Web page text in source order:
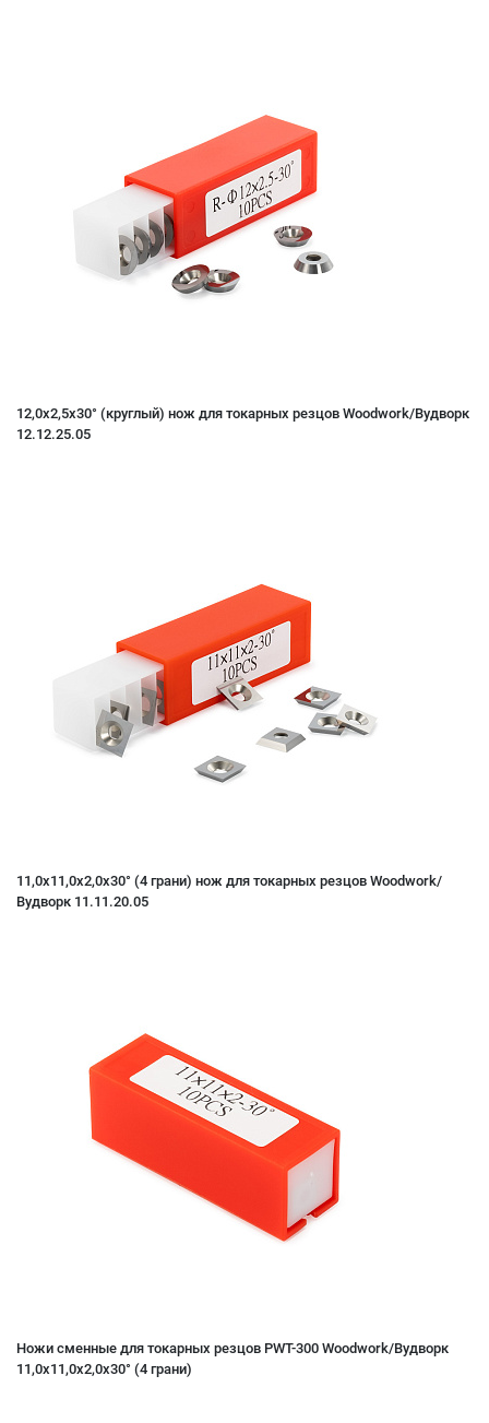
12,0x2,5x30° (круглый) нож для токарных резцов Woodwork/Вудворк
12.12.25.05
11,0x11,0x2,0x30° (4 грани) нож для токарных резцов Woodwork/
Вудворк 11.11.20.05
Ножи сменные для токарных резцов PWT-300 Woodwork/Вудворк
11,0x11,0x2,0x30° (4 грани)